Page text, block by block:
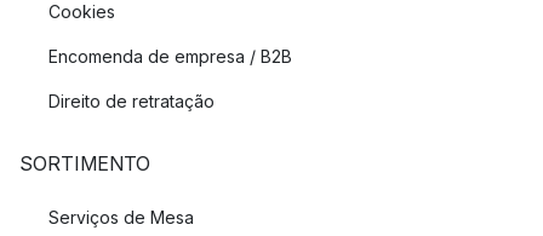
Cookies
Encomenda de empresa / B2B
Direito de retratação
SORTIMENTO
Serviços de Mesa